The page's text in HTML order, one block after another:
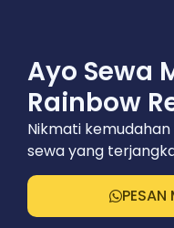
Ayo Sewa
Rainbow
Nikmati
sewa yang
PESAN